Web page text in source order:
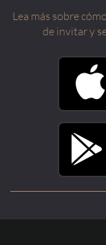
Lea más sobre
de invitar y